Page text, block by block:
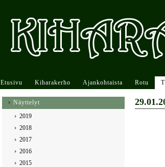
Etusivu Kiharakerho Ajankohtaista Rotu
Näyttelyt
2019
2018
2017
2016
2015